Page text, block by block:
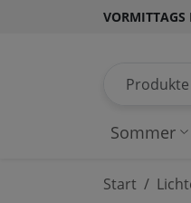
VORMITTAGS
Sommer
Start